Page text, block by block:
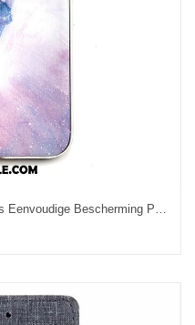
Samsung Galaxy A70s Hoesje Hoes Eenvoudige Bescherming Purper Zacht Winkel